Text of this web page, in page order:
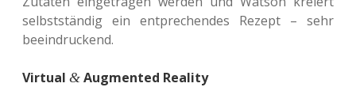
selbst­stän­dig ein ent­pre­chen­des Rezept – sehr
beeindruckend.
Virtual & Augmented Reality